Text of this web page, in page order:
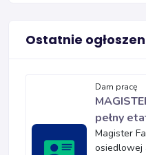
Ostatnie
Dam pracę
pełny
Magister
osiedlowej